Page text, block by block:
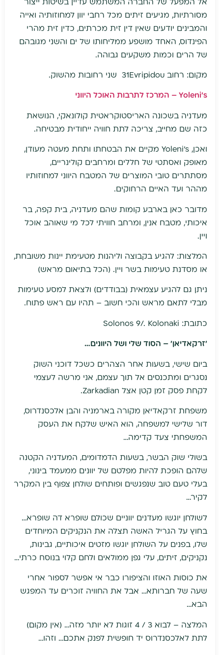
אל המפעל של החברה המשתמש עדיין בשיטות ייצור
מסורתיות, מגיעים זיתים מכל רחבי יוון למחוזותיה ואייה
והמבינים יודעים שאין דין זית מכרתים, כדין זית מהרי
הפינדוס, האחד מושפע ממליחותו של ים והשני מגובהם
של הרים וכמות משקעים גבוהה.
מקום: רחוב 31Evripidou שני רחובות מהשוק.
Yoleni's – המרכז לתרבות האוכל היווני
מעדניה בשכונה האריסטוקראטית קולונאקי, הנושאת
כזה שם מחייב, צריכה לתת חוויה ייחודית מבטיחה.
ואכן, Yoleni's מקיים את הבטחתו ותחת מעטה מעודן,
מאופק ואסתטי של חללים ומרחבים קולינריים,
מסתתרים טובי המוצרים של המטבח היווני למחוזותיו
מההר ועד האיים הרחוקים.
מדובר כאן בארבע קומות שהם מעדניה, בית קפה, בר
איכותי, מטבח אנין, ומרחב חוויתי לכל מי שאוהב אוכל
ויין.
המלצות: להגיע בקבוצה וליהנות מטעימת יינות משובחת,
או מסדנת טעימות בשר ויין. (הכל בתיאום מראש)
ניתן גם להגיע עצמאית (בבודדים) ולצאת למסע טעימות
מבלי לתאם מראש והכי חשוב – תהיו עם ראש פתוח.
כתובת: Solonos 9/. Kolonaki
'זרקאדיאן' – הסוד שלי ושל היוונים…
ביום שישי, בשעות אחר הצהרים כשכל דוכני השוק
נסגרים ומתכנסים אל תוך עצמם, אני מרשה לעצמי
לקחת פסק זמן קטן אצל Zarkadian.
משפחת זרקאדיאן מקורה בארמניה והבן אלכסנדרוס,
דור שלישי למשפחה, הוא האיש שלקח את העסק
המשפחתי צעד קדימה…
בשולי שוק הבשר, בשעות הדמדומים, המעדניה הקטנה
שלהם הופכת להיות מפלטם של יוונים ממעמד בינוני,
בעלי טעם טוב שנפגשים ופותחים שולחן צפוף בין המקרר
לקיר…
לשולחן יוגשו מעדנים יווניים שכולם שופרא דה שופרא…
בחוץ על הגריל האשה תצלה את הנקניקים המיוחדים
שלו, בפנים על השולחן יוגשו מזטים איכותיים, גבינות,
נקניקים, זיתים, עלי גפן ממולאים ולחם קלוי בנוסח כרתי…
את כוסות האוזו והציפורו כבר אי אפשר לספור אחרי
שעה של חברותא… אבל את החוויה זוכרים עד המפגש
הבא…
המלצה – לבוא 3 / 4 זוגות לא יותר מזה… (אין מקום)
לתת לאלכסנדרוס יד חופשית לפנק אתכם… וזהו…